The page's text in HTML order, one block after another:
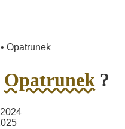
• Opatrunek
Opatrunek ?